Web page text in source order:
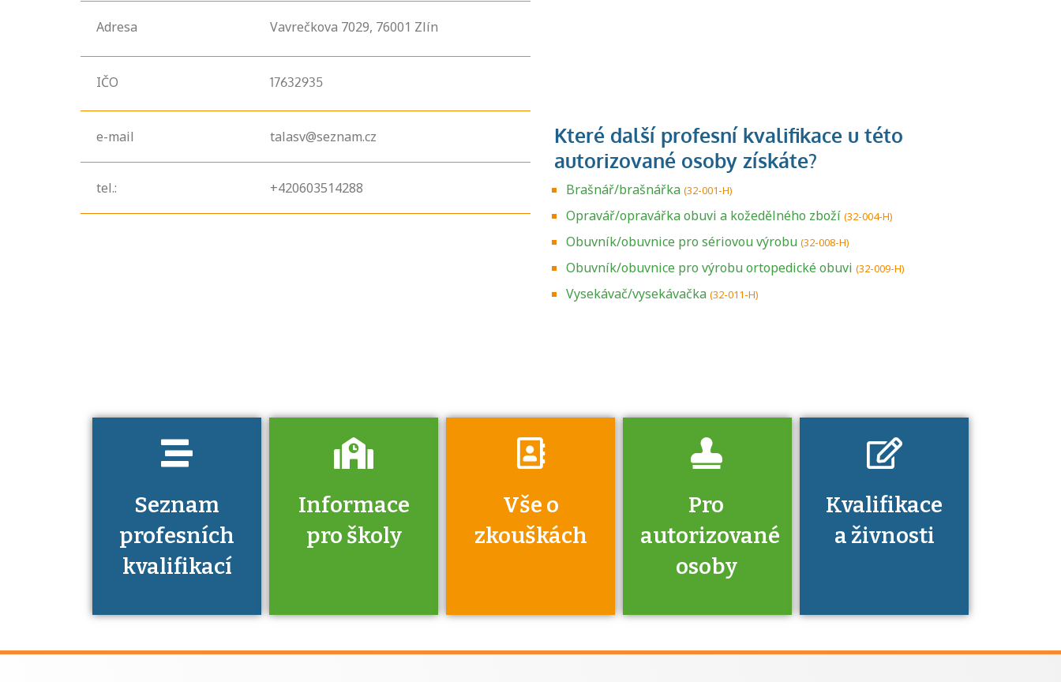
Adresa Vavrečkova 7029, 76001 Zlín
IČO 17632935
e-mail talasv@seznam.cz
tel.: +420603514288 Brašnář/brašnářka (32-001-H)
Opravář/opravářka obuvi a kožedělného zboží (32-004-H)
Obuvník/obuvnice pro sériovou výrobu (32-008-H)
Obuvník/obuvnice pro výrobu ortopedické obuvi (32-009-H)
Vysekávač/vysekávačka (32-011-H)
Seznam
profesních
kvalifikací
Informace
pro školy
Víte, že jako škola
Vše o
zkouškách
Zjistěte, jak se
přihlásit ke
Pro
autorizované
osoby
Kvalifikace
a živnosti
U řady živností je
podmínkou k